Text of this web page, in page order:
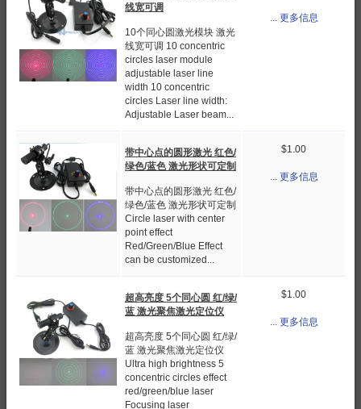
线宽可调
10个同心圆激光模块 激光
线宽可调 10 concentric
circles laser module
adjustable laser line
width 10 concentric
circles Laser line width:
Adjustable Laser beam...
... 更多信息
带中心点的圆形激光 红色/
绿色/蓝色 激光形状可定制
带中心点的圆形激光 红色/
绿色/蓝色 激光形状可定制
Circle laser with center
point effect
Red/Green/Blue Effect
can be customized...
$1.00
... 更多信息
超高亮度 5个同心圆 红/绿/
蓝 激光聚焦激光定位仪
超高亮度 5个同心圆 红/绿/
蓝 激光聚焦激光定位仪
Ultra high brightness 5
concentric circles effect
red/green/blue laser
Focusing laser
$1.00
... 更多信息